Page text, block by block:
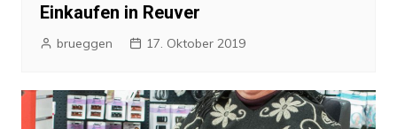
Einkaufen in Reuver
brueggen 17. Oktober 2019